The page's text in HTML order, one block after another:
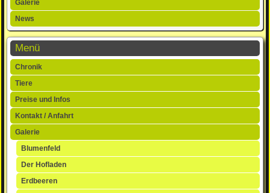
Galerie
News
Menü
Navigation
überspringen
Chronik
Tiere
Preise und Infos
Kontakt / Anfahrt
Galerie
Blumenfeld
Der Hofladen
Erdbeeren